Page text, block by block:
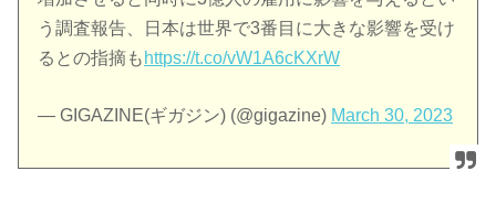
う調査報告、日本は世界で3番目に大きな影響を受け
るとの指摘も https://t.co/vW1A6cKXrW
— GIGAZINE(ギガジン) (@gigazine) March 30, 2023